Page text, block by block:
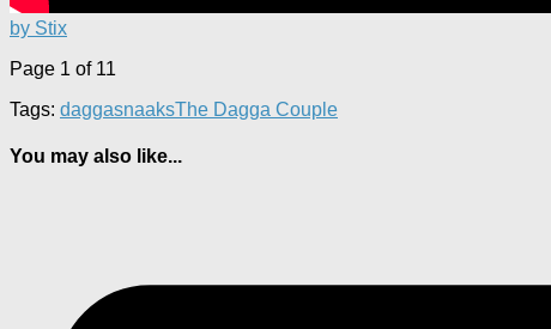
by Stix
Page 1 of 11
Tags: daggasnaaksThe Dagga Couple
You may also like...